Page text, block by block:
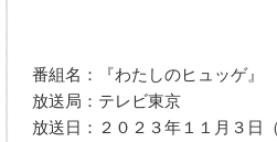
番組名：『わたしのヒュッゲ』
放送局：テレビ東京
放送日：２０２３年１１月３日